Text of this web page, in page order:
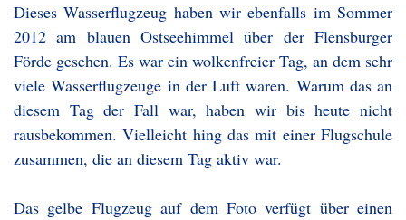
Dieses Wasserflugzeug haben wir ebenfalls im Sommer
2012 am blauen Ostseehimmel über der Flensburger
Förde gesehen. Es war ein wolkenfreier Tag, an dem sehr
viele Wasserflugzeuge in der Luft waren. Warum das an
diesem Tag der Fall war, haben wir bis heute nicht
rausbekommen. Vielleicht hing das mit einer Flugschule
zusammen, die an diesem Tag aktiv war.
Das gelbe Flugzeug auf dem Foto verfügt über einen